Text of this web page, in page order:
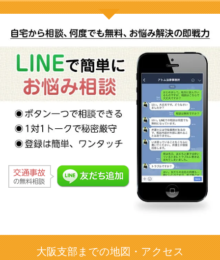
大阪支部までの地図・アクセス